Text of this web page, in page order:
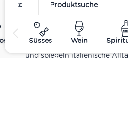
Süsses Wein
Tomatensaucen über
Pesto bis zu Balsamico und
verschiedenen Regionen
sind Teil unseres realen
und spiegeln italienische